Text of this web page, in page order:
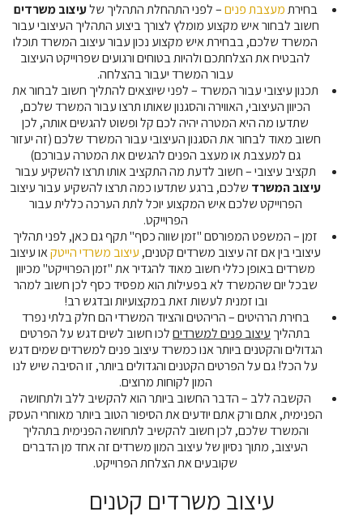
בחירתמעצבת פנים– לפני התהחלת התהליך שלעיצוב משרדים
חשוב לבחור איש מקצוע מומלץ לצורך ביצוע התהליך העיצובי עבור
המשרד שלכם, בבחירת איש מקצוע נכון עבור עיצוב המשרד תוכלו
להבטיח את הצלחתכם ולהיות בטוחים ורגועים שפרוייקט העיצוב
עבור המשרד יעבור בהצלחה.
תכנון עיצובי עבור המשרד – לפני שיוצאים להתליך חשוב לבחור את
הכיוון העיצובי, האווירה והסגנון שאותו תרצו עבור המשרד שלכם,
שתדעו מה היא המטרה יהיה לכם קל ופשוט להגשים אותה, לכן
חשוב מאוד לבחור את הסגנון העיצובי עבור המשרד שלכם (זה יעזור
גם למעצבת או מעצב הפנים להגשים את המטרה עבורכם)
תקציב עיצובי – חשוב לדעת מה התקציב אותו תרצו להשקיע עבור
עיצוב המשרד שלכם, ברגע שתדעו כמה תרצו להשקיע עבור עיצוב
הפרוייקט שלכם איש המקצוע יוכל לתת הערכה כללית עבור
הפרוייקט.
זמן – המשפט המפורסם "זמן שווה כסף" תקף גם כאן, לפני תהליך
עיצובי בין אם זה עיצוב משרדים קטנים, עיצוב משרדי הייטקאו עיצוב
משרדים באופן כללי חשוב מאוד להגדיר את "זמן הפרוייקט" מכיוון
שבכל יום שהמשרד לא בפעילות הוא מפסיד כסף לכן חשוב למהר
ובו זמנית לעשות זאת במקצועיות ובדגש רב!
בחירת הרהיטים – הריהטים והציוד המשרדי הם חלק בלתי נפרד
בתהליך עיצוב פנים למשרדיםלכו חשוב לשים דגש על הפרטים
הגדולים והקטנים ביותר אנו כמשרד עיצוב פנים למשרדים שמים דגש
על הכל! גם על הפרטים הקטנים והגדולים ביותר, זו הסיבה שיש לנו
המון לקוחות מרוצים.
הקשבה ללב – הדבר החשוב ביותר הוא להקשיב ללב ולתחושה
הפנימית, אתם ורק אתם יודעים את הסיפור הטוב ביותר מאוחרי העסק
והמשרד שלכם, לכן חשוב להקשיב לתחושה הפנימית בתהליך
העיצוב, מתוך נסיון של עיצוב המון משרדים זה אחד מן הדברים
שקובעים את הצלחת הפרוייקט.
עיצוב משרדים קטנים